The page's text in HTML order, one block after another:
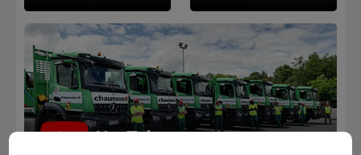
YouTube